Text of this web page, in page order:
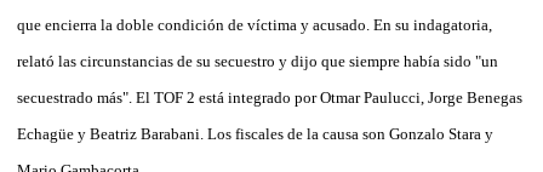
que encierra la doble condición de víctima y acusado. En su indagatoria,
relató las circunstancias de su secuestro y dijo que siempre había sido "un
secuestrado más". El TOF 2 está integrado por Otmar Paulucci, Jorge Benegas
Echagüe y Beatriz Barabani. Los fiscales de la causa son Gonzalo Stara y